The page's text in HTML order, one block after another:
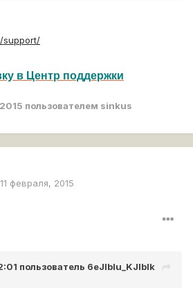
support/
в Центр поддержки
пользователем sinkus
11 февраля, 2015
пользователь 6eJlblu_KJlblk